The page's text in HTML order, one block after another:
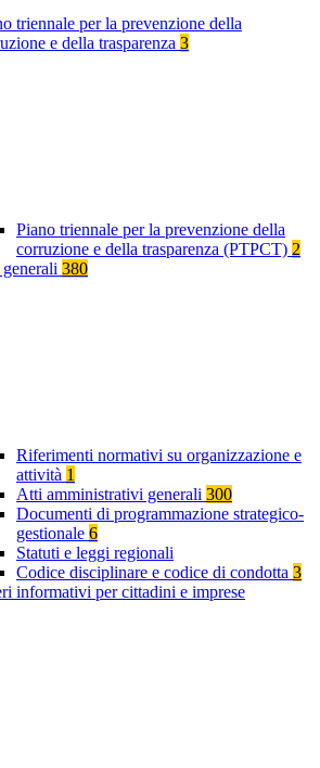
triennale per la prevenzione della
e della trasparenza 3
Piano triennale per la prevenzione della
corruzione e della trasparenza (PTPCT) 2
380
Riferimenti normativi su organizzazione e
attività 1
Atti amministrativi generali 300
Documenti di programmazione strategico-
gestionale 6
Statuti e leggi regionali
Codice disciplinare e codice di condotta 3
informativi per cittadini e imprese